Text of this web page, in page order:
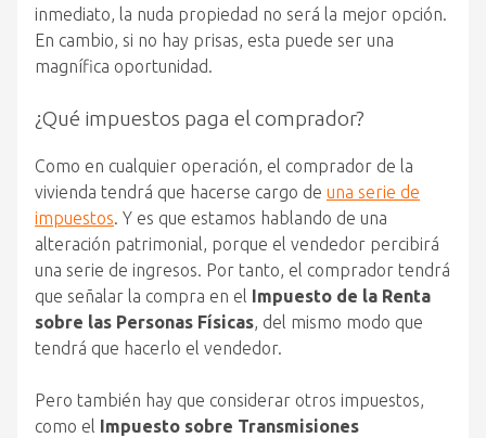
inmediato, la nuda propiedad no será la mejor opción.
En cambio, si no hay prisas, esta puede ser una
magnífica oportunidad.
¿Qué impuestos paga el comprador?
Como en cualquier operación, el comprador de la
vivienda tendrá que hacerse cargo de una serie de
impuestos. Y es que estamos hablando de una
alteración patrimonial, porque el vendedor percibirá
una serie de ingresos. Por tanto, el comprador tendrá
que señalar la compra en el
Impuesto de la Renta
sobre las Personas Físicas, del mismo modo que
tendrá que hacerlo el vendedor.
Pero también hay que considerar otros impuestos,
como el
Impuesto sobre Transmisiones